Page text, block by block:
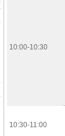
10:00-10:30
10:30-11:00